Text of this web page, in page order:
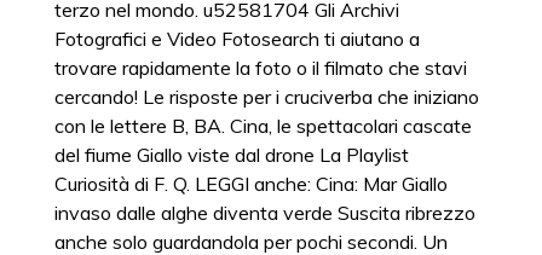
terzo nel mondo. u52581704 Gli Archivi
Fotografici e Video Fotosearch ti aiutano a
trovare rapidamente la foto o il filmato che stavi
cercando! Le risposte per i cruciverba che iniziano
con le lettere B, BA. Cina, le spettacolari cascate
del fiume Giallo viste dal drone La Playlist
Curiosità di F. Q. LEGGI anche: Cina: Mar Giallo
invaso dalle alghe diventa verde Suscita ribrezzo
anche solo guardandola per pochi secondi. Un